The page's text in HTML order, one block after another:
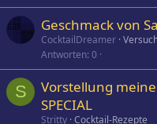
Geschmack von
CocktailDreamer
Antworten 0
S
Vorstellung
SPECIAL
Stritty Cocktail-Rezepte